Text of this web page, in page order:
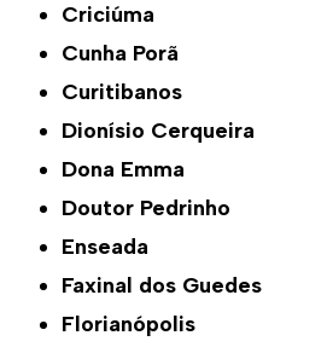
Criciúma
Cunha Porã
Curitibanos
Dionísio Cerqueira
Dona Emma
Doutor Pedrinho
Enseada
Faxinal dos Guedes
Florianópolis